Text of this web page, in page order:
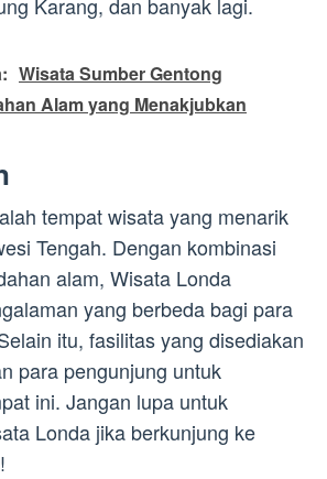
Karang, dan banyak lagi.
Wisata Sumber Gentong
Alam yang Menakjubkan
tempat wisata yang menarik
Tengah. Dengan kombinasi
alam, Wisata Londa
yang berbeda bagi para
itu, fasilitas yang disediakan
para pengunjung untuk
ini. Jangan lupa untuk
Londa jika berkunjung ke